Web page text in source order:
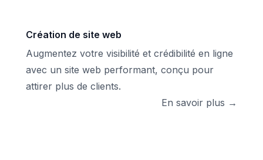
Création de site web
Augmentez votre visibilité et crédibilité en ligne
avec un site web performant, conçu pour
attirer plus de clients.
En savoir plus →